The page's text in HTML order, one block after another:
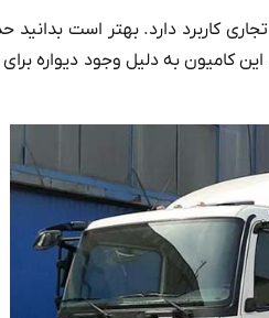
کاربرد دارد. بهتر است بدانید
۸۰ سانتی متر تا یک متر می‌باشد. این کامیون به دلیل وجود